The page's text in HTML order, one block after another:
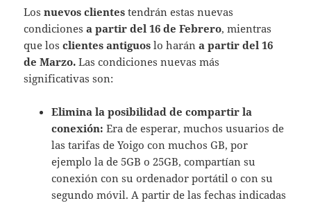
Losnuevos clientes tendrán estas nuevas
condicionesa partir del 16 de Febrero, mientras
que losclientes antiguos lo harána partir del 16
de Marzo. Las condiciones nuevas más
significativas son:
Elimina la posibilidad de compartir la
conexión: Era de esperar, muchos usuarios de
las tarifas de Yoigo con muchos GB, por
ejemplo la de 5GB o 25GB, compartían su
conexión con su ordenador portátil o con su
segundo móvil. A partir de las fechas indicadas